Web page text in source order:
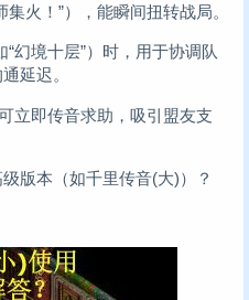
集火！”），能瞬间扭转战局。
幻境十层”）时，用于协调队
延迟。
立即传音求助，吸引盟友支
版本（如千里传音(大)）？